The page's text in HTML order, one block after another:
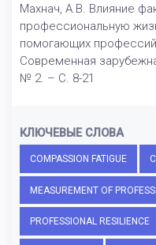
Махнач, А.В. Влияние
профессиональную
помогающих
Современная
№ 2. – С. 8-21
КЛЮЧЕВЫЕ СЛОВА
COMPASSION FATIGUE
MEASUREMENT OF
PROFESSIONAL RESILIENCE